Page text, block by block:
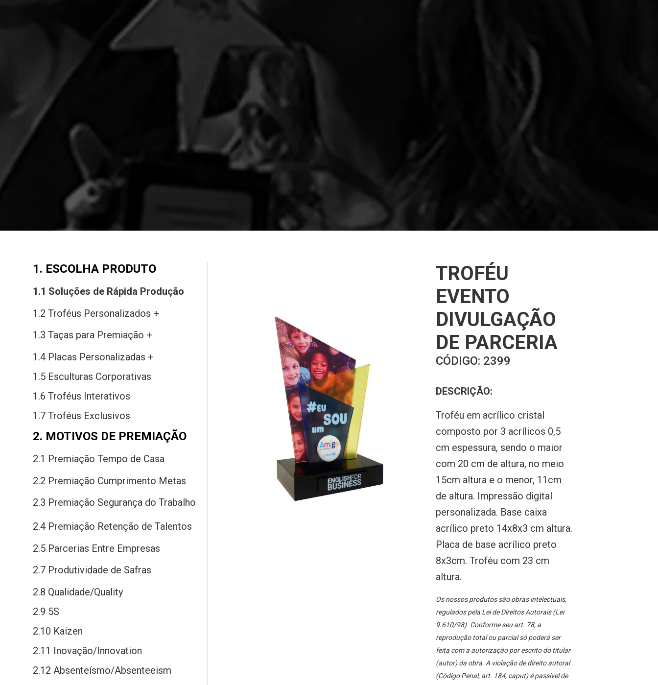
1. ESCOLHA PRODUTO
1.1 Soluções de Rápida Produção
1.2 Troféus Personalizados +
1.3 Taças para Premiação +
1.4 Placas Personalizadas +
1.5 Esculturas Corporativas
1.6 Troféus Interativos
1.7 Troféus Exclusivos
2. MOTIVOS DE PREMIAÇÃO
2.1 Premiação Tempo de Casa
2.2 Premiação Cumprimento Metas
2.3 Premiação Segurança do Trabalho
2.4 Premiação Retenção de Talentos
2.5 Parcerias Entre Empresas
2.7 Produtividade de Safras
2.8 Qualidade/Quality
2.9 5S
2.10 Kaizen
2.11 Inovação/Innovation
2.12 Absenteísmo/Absenteeism
TROFÉU
EVENTO
DIVULGAÇÃO
DE PARCERIA
CÓDIGO: 2399
DESCRIÇÃO:
Troféu em acrílico cristal
composto por 3 acrílicos 0,5
cm espessura, sendo o maior
com 20 cm de altura, no meio
15cm altura e o menor, 11cm
de altura. Impressão digital
personalizada. Base caixa
acrílico preto 14x8x3 cm altura.
Placa de base acrílico preto
8x3cm. Troféu com 23 cm
altura.
Os nossos produtos são obras intelectuais,
regulados pela Lei de Direitos Autorais (Lei
9.610/98). Conforme seu art. 78, a
reprodução total ou parcial só poderá ser
feita com a autorização por escrito do titular
(autor) da obra. A violação de direito autoral
(Código Penal, art. 184, caput) é passível de